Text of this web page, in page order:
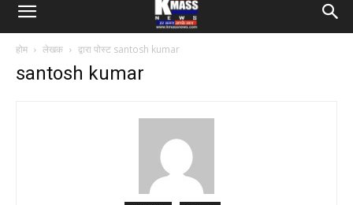
होम लेखक द्वारा पोस्ट santosh kumar
santosh kumar